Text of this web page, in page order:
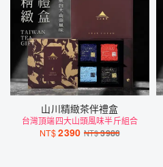
山川精緻茶伴禮盒
台灣頂端四大山頭風味半斤組合
NT$2390 NT$3980